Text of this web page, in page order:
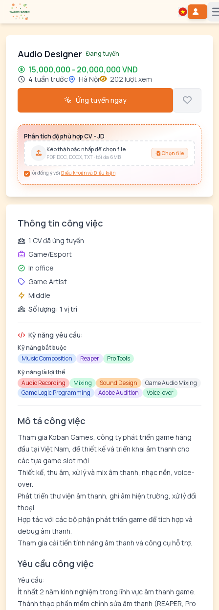
Audio Designer Đang tuyển
15,000,000 - 20,000,000 VND
4 tuần trước Hà Nội 202 lượt xem
Ứng tuyển ngay
Phân tích độ phù hợp CV - JD
Kéo thả hoặc nhấp để chọn file
PDF, DOC, DOCX, TXT · tối đa 6MB
Chọn file
Tôi đồng ý với Điều khoản và Điều kiện
Thông tin công việc
1 CV đã ứng tuyển
Game/Esport
In office
Game Artist
Middle
Số lượng: 1 vị trí
Kỹ năng yêu cầu:
Kỹ năng bắt buộc
Music Composition
Reaper
Pro Tools
Kỹ năng là lợi thế
Audio Recording
Mixing Sound Design
Game Audio Mixing
Game Logic Programming
Adobe Audition Voice-over
Mô tả công việc
Tham gia Koban Games, công ty phát triển game hàng
đầu tại Việt Nam, để thiết kế và triển khai âm thanh cho
các tựa game slot mới.
Thiết kế, thu âm, xử lý và mix âm thanh, nhạc nền, voice-
over.
Phát triển thư viện âm thanh, ghi âm hiện trường, xử lý đối
thoại.
Hợp tác với các bộ phận phát triển game để tích hợp và
debug âm thanh.
Tham gia cải tiến tính năng âm thanh và công cụ hỗ trợ.
Yêu cầu công việc
Yêu cầu:
Ít nhất 2 năm kinh nghiệm trong lĩnh vực âm thanh game.
Thành thạo phần mềm chỉnh sửa âm thanh (REAPER, Pro